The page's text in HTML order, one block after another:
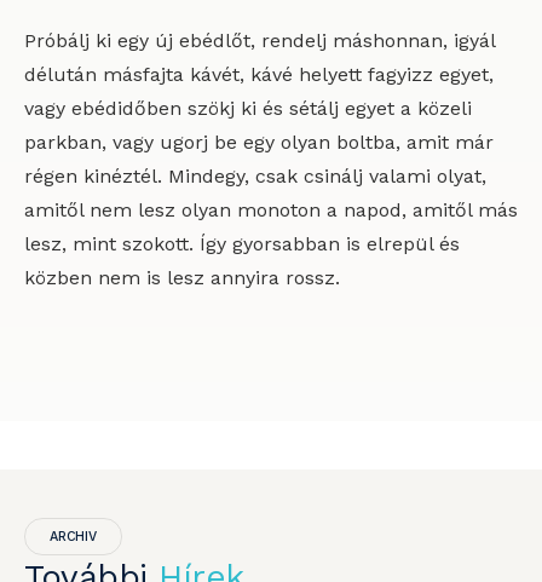
Próbálj ki egy új ebédlőt, rendelj máshonnan, igyál
délután másfajta kávét, kávé helyett fagyizz egyet,
vagy ebédidőben szökj ki és sétálj egyet a közeli
parkban, vagy ugorj be egy olyan boltba, amit már
régen kinéztél. Mindegy, csak csinálj valami olyat,
amitől nem lesz olyan monoton a napod, amitől más
lesz, mint szokott. Így gyorsabban is elrepül és
közben nem is lesz annyira rossz.
ARCHIV